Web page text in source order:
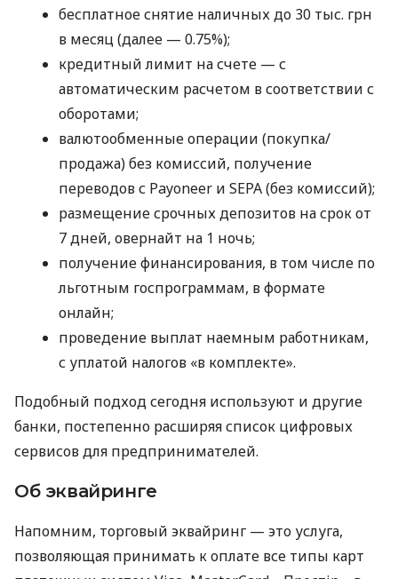
бесплатное снятие наличных до 30 тыс. грн
в месяц (далее — 0.75%);
кредитный лимит на счете — с
автоматическим расчетом в соответствии с
оборотами;
валютообменные операции (покупка/
продажа) без комиссий, получение
переводов с Payoneer и SEPA (без комиссий);
размещение срочных депозитов на срок от
7 дней, овернайт на 1 ночь;
получение финансирования, в том числе по
льготным госпрограммам, в формате
онлайн;
проведение выплат наемным работникам,
с уплатой налогов «в комплекте».
Подобный подход сегодня используют и другие
банки, постепенно расширяя список цифровых
сервисов для предпринимателей.
Об эквайринге
Напомним, торговый эквайринг — это услуга,
позволяющая принимать к оплате все типы карт